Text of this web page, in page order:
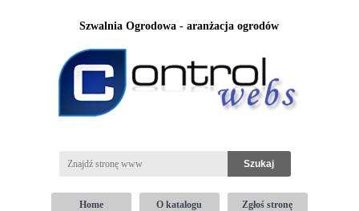
Szwalnia Ogrodowa - aranżacja ogrodów
Home O katalogu Zgłoś stronę